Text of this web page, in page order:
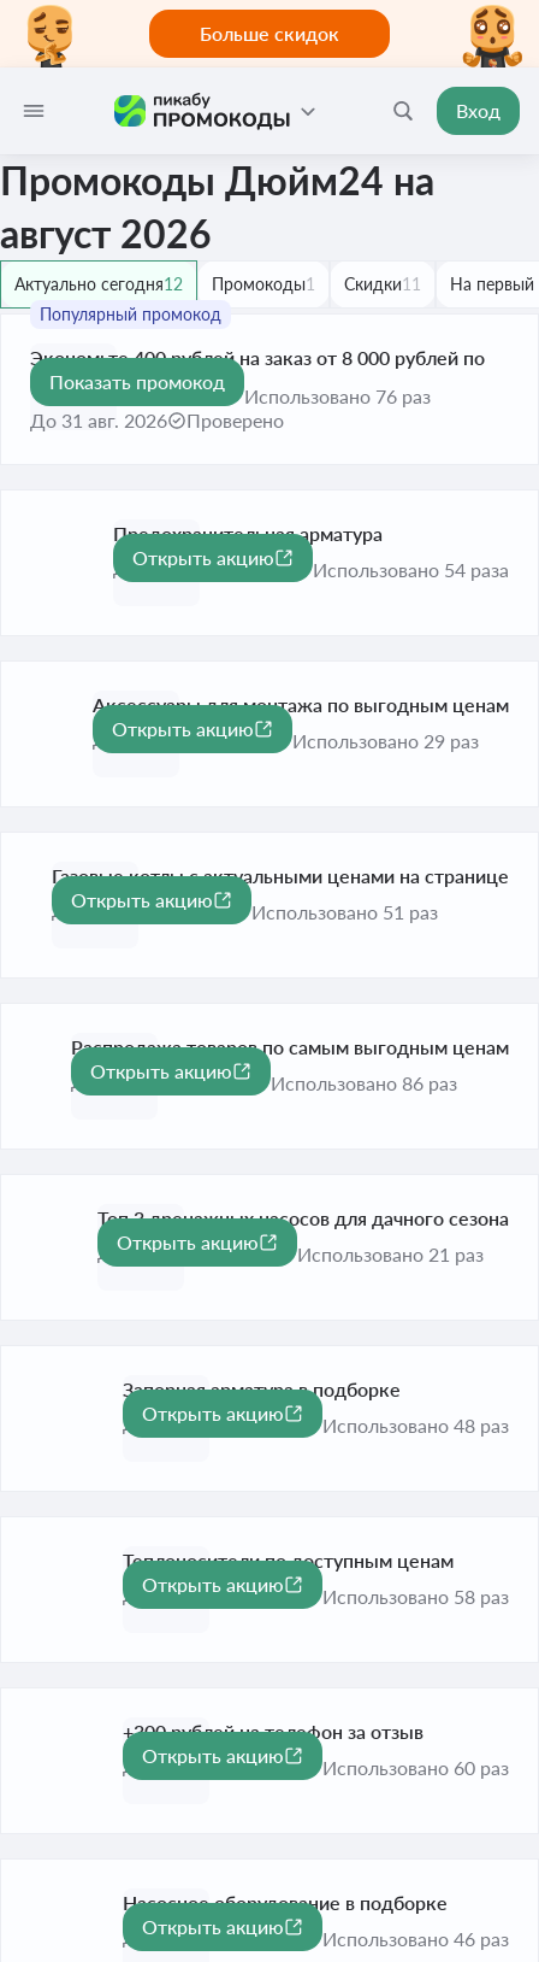
Больше скидок
Вход
Промокоды Дюйм24 на
август 2026
Актуально сегодня12 Промокоды1 Скидки11 На первый
400 ₽
Экономьте 400 рублей на заказ от 8 000 рублей по
купону
До 31 авг. 2026
Проверено
Показать промокод
Использовано 76 раз
Предохранительная арматура
До 31 дек. 2026
Открыть акцию
Использовано 54 раза
Аксессуары для монтажа по выгодным ценам
До 31 дек. 2026
Открыть акцию
Использовано 29 раз
Газовые котлы с актуальными ценами на странице
До 31 дек. 2026
Открыть акцию
Использовано 51 раз
Распродажа товаров по самым выгодным ценам
До 31 дек. 2026
Открыть акцию
Использовано 86 раз
Топ 3 дренажных насосов для дачного сезона
До 31 авг. 2026
Открыть акцию
Использовано 21 раз
Запорная арматура в подборке
До 31 дек. 2026
Открыть акцию
Использовано 48 раз
Теплоносители по доступным ценам
До 31 дек. 2026
Открыть акцию
Использовано 58 раз
+300 рублей на телефон за отзыв
До 31 дек. 2026
Открыть акцию
Использовано 60 раз
Насосное оборудование в подборке
До 31 дек. 2026
Открыть акцию
Использовано 46 раз